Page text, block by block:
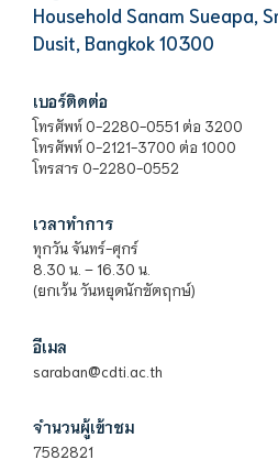
Household Sanam Sueapa,
Dusit, Bangkok 10300
เบอร์ติดต่อ
โทรศัพท์ 0-2280-0551 ต่อ 3200
โทรศัพท์ 0-2121-3700 ต่อ 1000
โทรสาร 0-2280-0552
เวลาทำการ
ทุกวัน จันทร์-ศุกร์
8.30 น. – 16.30 น.
(ยกเว้น วันหยุดนักขัตฤกษ์)
อีเมล
saraban@cdti.ac.th
จำนวนผู้เข้าชม
7582821